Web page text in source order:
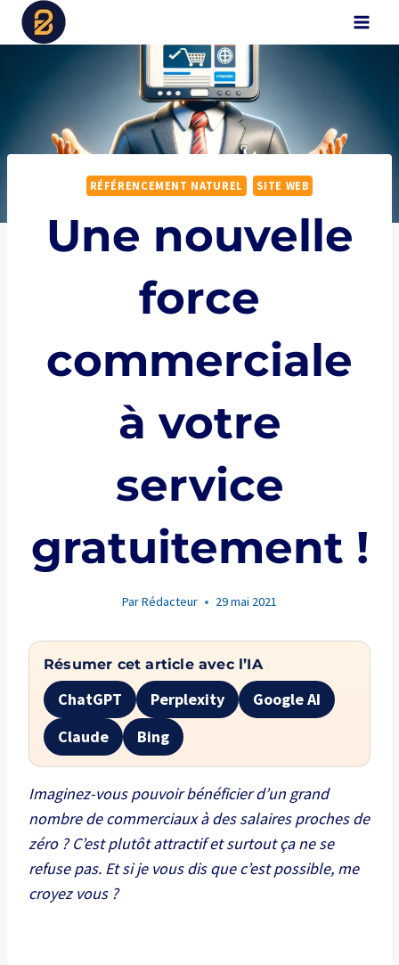
Aller
RÉFÉRENCEMENT NATUREL SITE WEB
Une nouvelle
force
commerciale
à votre
service
gratuitement !
ParRédacteur 29 mai 2021
Résumer cet article avec l’IA
ChatGPT Perplexity
Google AI
Claude
Bing
Imaginez-vous pouvoir bénéficier d’un grand
nombre de commerciaux à des salaires proches de
zéro ? C’est plutôt attractif et surtout ça ne se
refuse pas. Et si je vous dis que c’est possible, me
croyez vous ?